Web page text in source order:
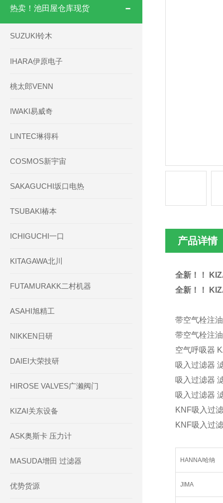
热卖！池田屋仓库现货
SUZUKI铃木
IHARA伊原电子
桃太郎VENN
IWAKI易威奇
LINTEC琳得科
COSMOS新宇宙
SAKAGUCHI坂口电热
TSUBAKI椿本
ICHIGUCHI一口
KITAGAWA北川
FUTAMURAKK二村机器
ASAHI旭精工
NIKKEN日研
DAIEI大荣技研
HIROSE VALVES广濑阀门
KIZAI关东设备
ASK奥斯卡 压力计
MASUDA增田 过滤器
优势货源
产品详情
全新！！
全新！！
带空气栓注
带空气栓注
空气呼吸器
吸入过滤器
吸入过滤器
吸入过滤器
KNF吸入过
KNF吸入过
HANNA/哈纳
JIMA